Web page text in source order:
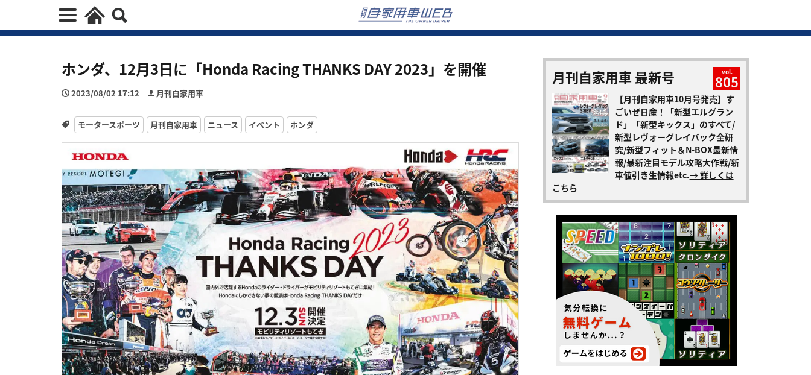
ホンダ、12月3日に「Honda Racing THANKS DAY 2023」を開催
2023/08/02 17:12 月刊自家用車
モータースポーツ 月刊自家用車 ニュース イベント ホンダ
月刊自家用車 最新号 vol.
805
【月刊自家用車10月号発売】す
ごいぜ日産！「新型エルグラン
ド」「新型キックス」のすべて/
新型レヴォーグレイバック全研
究/新型フィット＆N-BOX最新情
報/最新注目モデル攻略大作戦/新
車値引き生情報etc.→ 詳しくは
こちら